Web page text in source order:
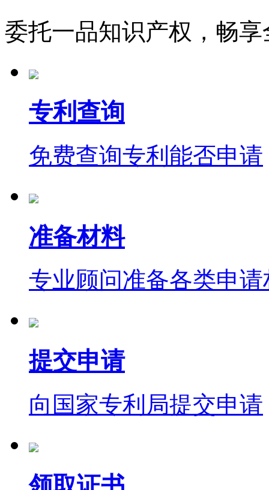
委托一品知识产权，畅
专利查询
免费查询专利能否申请
准备材料
专业顾问准备各类申请
提交申请
向国家专利局提交申请